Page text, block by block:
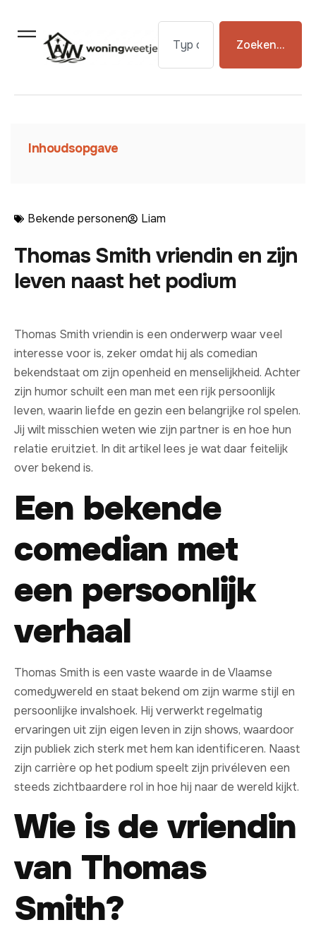
Zoeken...
Inhoudsopgave
Bekende personen Liam
Thomas Smith vriendin en zijn
leven naast het podium
Thomas Smith vriendin is een onderwerp waar veel
interesse voor is, zeker omdat hij als comedian
bekendstaat om zijn openheid en menselijkheid. Achter
zijn humor schuilt een man met een rijk persoonlijk
leven, waarin liefde en gezin een belangrijke rol spelen.
Jij wilt misschien weten wie zijn partner is en hoe hun
relatie eruitziet. In dit artikel lees je wat daar feitelijk
over bekend is.
Een bekende
comedian met
een persoonlijk
verhaal
Thomas Smith is een vaste waarde in de Vlaamse
comedywereld en staat bekend om zijn warme stijl en
persoonlijke invalshoek. Hij verwerkt regelmatig
ervaringen uit zijn eigen leven in zijn shows, waardoor
zijn publiek zich sterk met hem kan identificeren. Naast
zijn carrière op het podium speelt zijn privéleven een
steeds zichtbaardere rol in hoe hij naar de wereld kijkt.
Wie is de vriendin
van Thomas
Smith?